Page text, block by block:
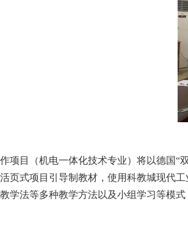
项目（机电一体化技术专业）将以德国“
页式项目引导制教材，使用科教城现代
学法等多种教学方法以及小组学习等模